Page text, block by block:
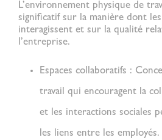
L’environnement physique de
significatif sur la manière dont
interagissent et sur la qualité
l’entreprise.
Espaces collaboratifs :
travail qui encouragent la
et les interactions sociales
les liens entre les